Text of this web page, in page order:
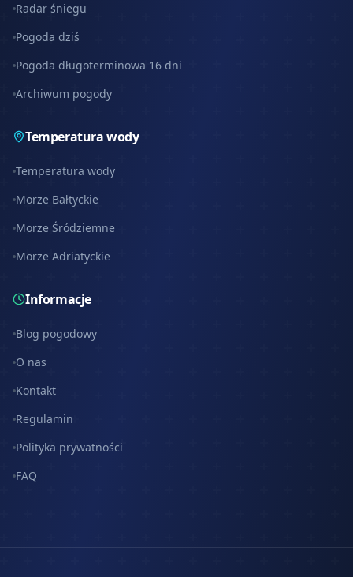
Radar śniegu
Pogoda dziś
Pogoda długoterminowa 16 dni
Archiwum pogody
Temperatura wody
Temperatura wody
Morze Bałtyckie
Morze Śródziemne
Morze Adriatyckie
Informacje
Blog pogodowy
O nas
Kontakt
Regulamin
Polityka prywatności
FAQ